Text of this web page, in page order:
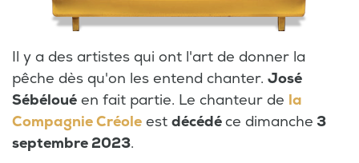
Il y a des artistes qui ont l'art de donner la
pêche dès qu'on les entend chanter. José
Sébéloué en fait partie. Le chanteur de la
Compagnie Créole est décédéce dimanche 3
septembre 2023.